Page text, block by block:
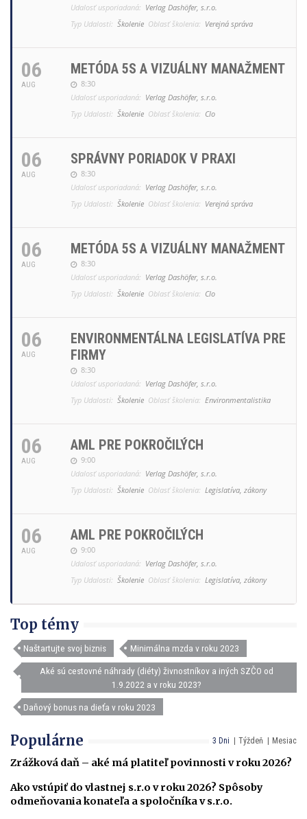
Udalosť usporiadaná: Verlag Dashöfer, s.r.o.
Typ Udalosti: Školenie Oblasť školenia: Verejná správa
06
AUG
METÓDA 5S A VIZUÁLNY MANAŽMENT
8:30
Udalosť usporiadaná: Verlag Dashöfer, s.r.o.
Typ Udalosti: Školenie Oblasť školenia: Clo
06
AUG
SPRÁVNY PORIADOK V PRAXI
8:30
Udalosť usporiadaná: Verlag Dashöfer, s.r.o.
Typ Udalosti: Školenie Oblasť školenia: Verejná správa
06
AUG
METÓDA 5S A VIZUÁLNY MANAŽMENT
8:30
Udalosť usporiadaná: Verlag Dashöfer, s.r.o.
Typ Udalosti: Školenie Oblasť školenia: Clo
06
AUG
ENVIRONMENTÁLNA LEGISLATÍVA PRE
FIRMY
8:30
Udalosť usporiadaná: Verlag Dashöfer, s.r.o.
Typ Udalosti: Školenie Oblasť školenia: Environmentalistika
06
AUG
AML PRE POKROČILÝCH
9:00
Udalosť usporiadaná: Verlag Dashöfer, s.r.o.
Typ Udalosti: Školenie Oblasť školenia: Legislatíva, zákony
06
AUG
AML PRE POKROČILÝCH
9:00
Udalosť usporiadaná: Verlag Dashöfer, s.r.o.
Typ Udalosti: Školenie Oblasť školenia: Legislatíva, zákony
Top témy
Naštartujte svoj biznis Minimálna mzda v roku 2023
Aké sú cestovné náhrady (diéty) živnostníkov a iných SZČO od
1.9.2022 a v roku 2023?
Daňový bonus na dieťa v roku 2023
3 Dni Týždeň Mesiac
Populárne
Zrážková daň – aké má platiteľ povinnosti v roku 2026?
Ako vstúpiť do vlastnej s.r.o v roku 2026? Spôsoby
odmeňovania konateľa a spoločníka v s.r.o.